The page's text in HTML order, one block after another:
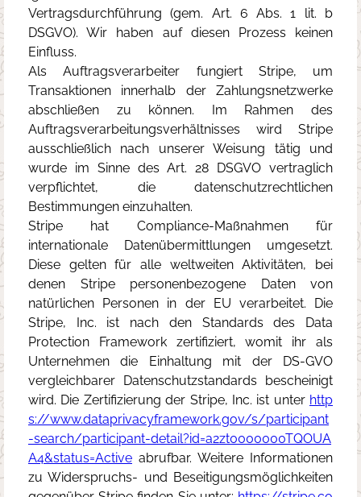
Vertragsdurchführung (gem. Art. 6 Abs. 1 lit. b
DSGVO). Wir haben auf diesen Prozess keinen
Einfluss.
Als Auftragsverarbeiter fungiert Stripe, um
Transaktionen innerhalb der Zahlungsnetzwerke
abschließen zu können. Im Rahmen des
Auftragsverarbeitungsverhältnisses wird Stripe
ausschließlich nach unserer Weisung tätig und
wurde im Sinne des Art. 28 DSGVO vertraglich
verpflichtet, die datenschutzrechtlichen
Bestimmungen einzuhalten.
Stripe hat Compliance-Maßnahmen für
internationale Datenübermittlungen umgesetzt.
Diese gelten für alle weltweiten Aktivitäten, bei
denen Stripe personenbezogene Daten von
natürlichen Personen in der EU verarbeitet. Die
Stripe, Inc. ist nach den Standards des Data
Protection Framework zertifiziert, womit ihr als
Unternehmen die Einhaltung mit der DS-GVO
vergleichbarer Datenschutzstandards bescheinigt
wird. Die Zertifizierung der Stripe, Inc. ist unter http
s://www.dataprivacyframework.gov/s/participant
-search/participant-detail?id=a2zt0000000TQOUA
A4&status=Active abrufbar. Weitere Informationen
zu Widerspruchs- und Beseitigungsmöglichkeiten